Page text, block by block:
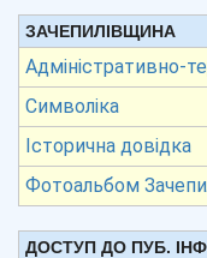
ЗАЧЕПИЛІВЩИНА
Адміністративно-
Символіка
Історична довідка
Фотоальбом
ДОСТУП ДО ПУБ.